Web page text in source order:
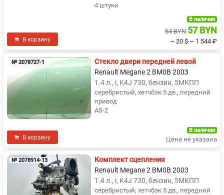
4 штуки
В корзину
В наличии
64 BYN 57 BYN
~ 20 $ ~ 1 544 ₽
№ 2078727-1
Стекло двери передней левой
Renault Megane 2 BM0B 2003
1.4 л., i, K4J 730, бензин, 5МКПП
серебристый, хетчбэк 5 дв., передний
привод
AS-2
В корзину
В наличии
Цена не указана
№ 2078914-13
Комплект сцепления
Renault Megane 2 BM0B 2003
1.4 л., i, K4J 730, бензин, 5МКПП
серебристый, хетчбэк 5 дв., передний